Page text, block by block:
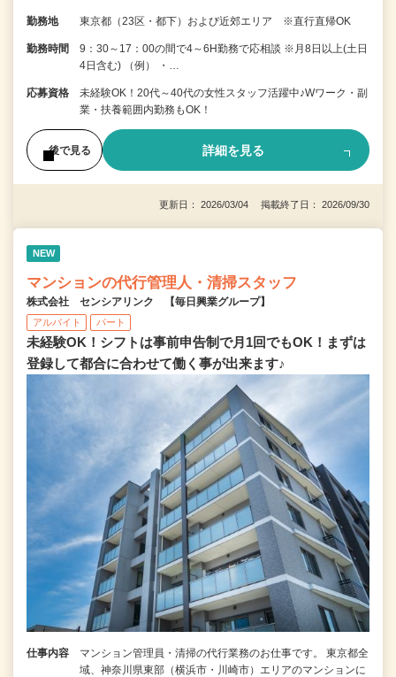
勤務地 東京都（23区・都下）および近郊エリア ※直行直帰OK
勤務時間
9：30～17：00の間で4～6H勤務で応相談 ※月8日以上(土日
4日含む) （例） ・…
応募資格
未経験OK！20代～40代の女性スタッフ活躍中♪Wワーク・副
業・扶養範囲内勤務もOK！
後で見る 詳細を見る
更新日： 2026/03/04 掲載終了日： 2026/09/30
NEW
マンションの代行管理人・清掃スタッフ
株式会社 センシアリンク 【毎日興業グループ】
アルバイト パート
未経験OK！シフトは事前申告制で月1回でもOK！まずは
登録して都合に合わせて働く事が出来ます♪
仕事内容
マンション管理員・清掃の代行業務のお仕事です。 東京都全
域、神奈川県東部（横浜市・川崎市）エリアのマンションに